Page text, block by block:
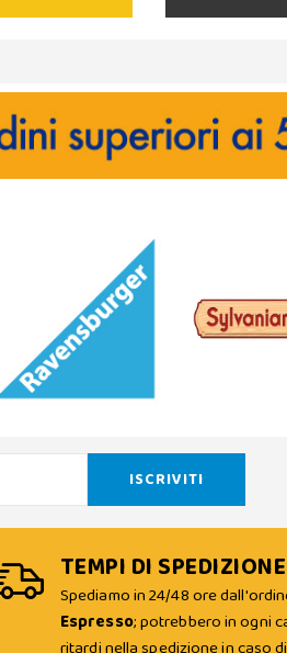
TEMPI DI SPEDIZIONE
Spediamo in 24/48 ore
Espresso; potrebbero in ogni